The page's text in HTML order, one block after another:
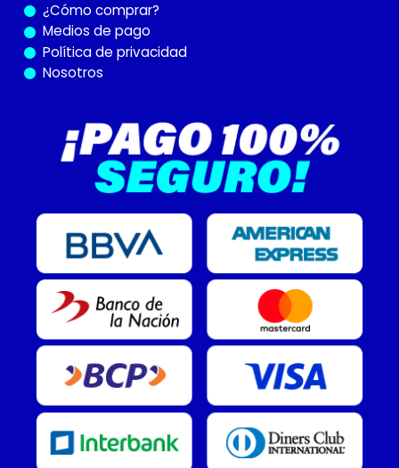
¿Cómo comprar?
Medios de pago
Política de privacidad
Nosotros